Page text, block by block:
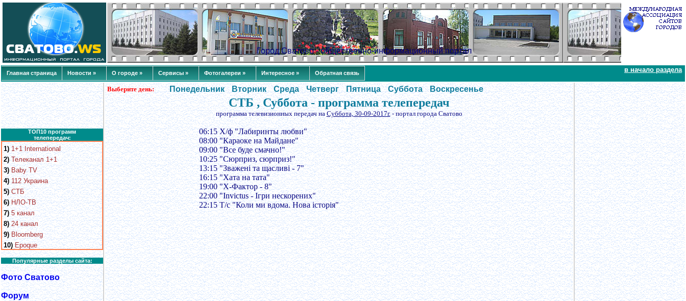
Город Сватово - общественно-информационный портал
Главная страница Новости » О городе » Сервисы » Фотогалереи » Интересное » Обратная связь в начало раздела
ТОП10 программ
телепередач:
1) 1+1 International
2) Телеканал 1+1
3) Baby TV
4) 112 Украина
5) СТБ
6) НЛО-ТВ
7) 5 канал
8) 24 канал
9) Bloomberg
10) Epoque
Популярные разделы сайта:
Фото Сватово
Форум
Выберите день: Понедельник Вторник Среда Четверг Пятница Суббота Воскресенье
СТБ , Суббота - программа телепередач
программа телевизионных передач наСуббота, 30-09-2017г.- портал города Сватово
06:15 Х/ф "Лабиринты любви"
08:00 "Караоке на Майдане"
09:00 "Все буде смачно!"
10:25 "Сюрприз, сюрприз!"
13:15 "Зважені та щасливі - 7"
16:15 "Хата на тата"
19:00 "Х-Фактор - 8"
22:00 "Invictus - Ігри нескорених"
22:15 Т/с "Коли ми вдома. Нова історія"